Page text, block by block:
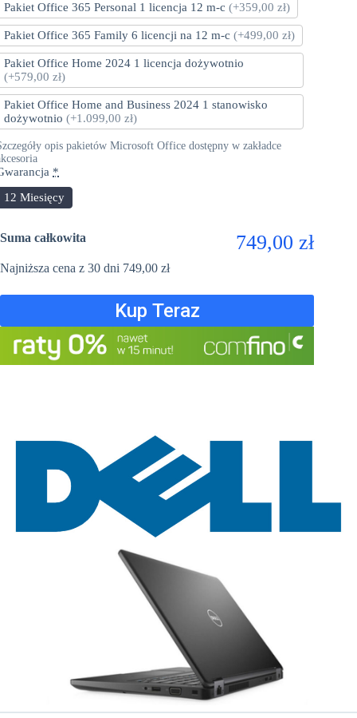
Pakiet Office 365 Personal 1 licencja 12 m-c (+359,00 zł)
Pakiet Office 365 Family 6 licencji na 12 m-c (+499,00 zł)
Pakiet Office Home 2024 1 licencja dożywotnio
(+579,00 zł)
Pakiet Office Home and Business 2024 1 stanowisko
dożywotnio (+1.099,00 zł)
opis pakietów Microsoft Office dostępny w zakładce
*
12 Miesięcy
Suma całkowita 749,00 zł
Najniższa cena z 30 dni 749,00 zł
Kup Teraz